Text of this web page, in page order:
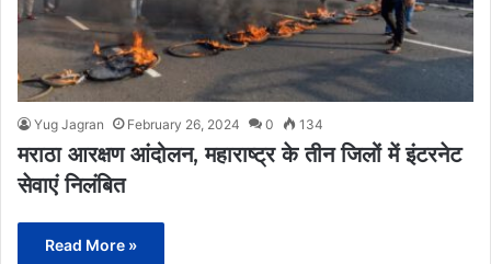
Yug Jagran February 26, 2024 0 134
मराठा आरक्षण आंदोलन, महाराष्ट्र के तीन जिलों में इंटरनेट
सेवाएं निलंबित
Read More »